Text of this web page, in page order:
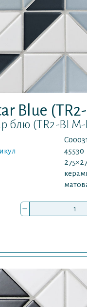
Blue (TR2-
блю (TR2-BLM-
45530
–